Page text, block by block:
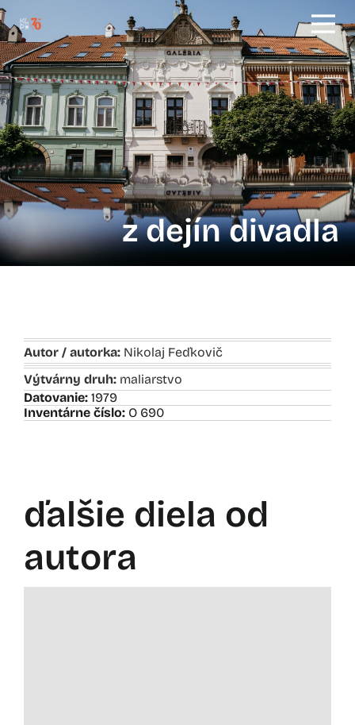
z dejín divadla
Autor / autorka: Nikolaj Feďkovič
Výtvárny druh: maliarstvo
Datovanie: 1979
Inventárne číslo: O 690
ďalšie diela od
autora